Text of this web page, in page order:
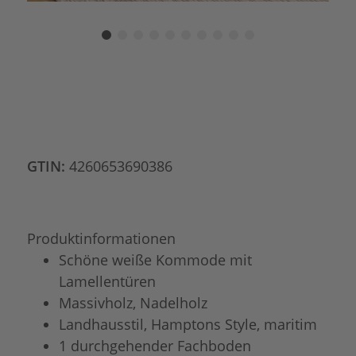
GTIN: 4260653690386
Produktinformationen
Schöne weiße Kommode mit
Lamellentüren
Massivholz, Nadelholz
Landhausstil, Hamptons Style, maritim
1 durchgehender Fachboden